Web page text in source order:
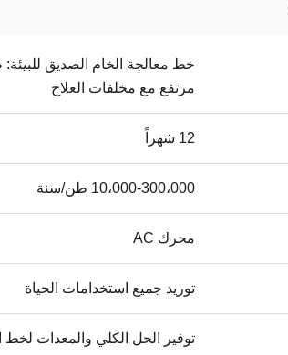
خط معالجة الخام الصديق
مرتفع مع مخلفات العلاج
12 شهراً
10،000-300،000 طن/سنة
محرك AC
توريد جميع استخدامات الحياة
توفير الحل الكلي والمعدات لخط